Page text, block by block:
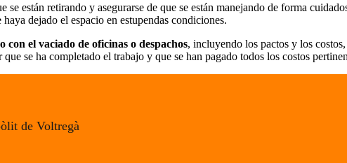
están retirando y asegurarse de que se están manejando de forma
dejado el espacio en estupendas condiciones.
con el vaciado de oficinas o despachos, incluyendo los pactos y los
se ha completado el trabajo y que se han pagado todos los costos
de Voltregà